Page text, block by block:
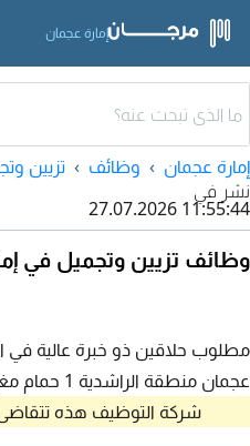
إمارة عجمان
إمارة عجمان وظائف تزيين
نشر في
27.07.2026 11:55:44
وظائف تزيين وتجميل في
مطلوب حلاقين ذو خبرة عالية في
عجمان منطقة الراشدية 1 حمام مغربي 1 حلاقين 2 كير ومنكير 2
شركة التوظيف هذه